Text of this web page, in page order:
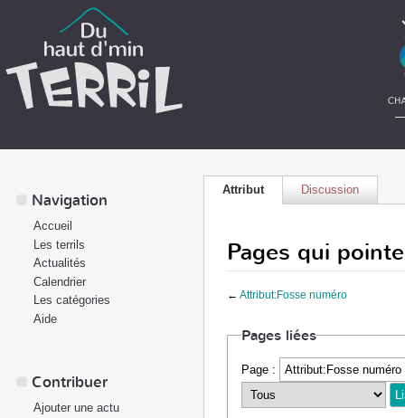
Attribut Discussion
Pages qui
← Attribut:Fosse numéro
Pages liées
Page :
Navigation
Accueil
Les terrils
Actualités
Calendrier
Les catégories
Aide
Contribuer
Ajouter une actu